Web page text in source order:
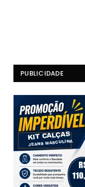
PUBLICIDADE